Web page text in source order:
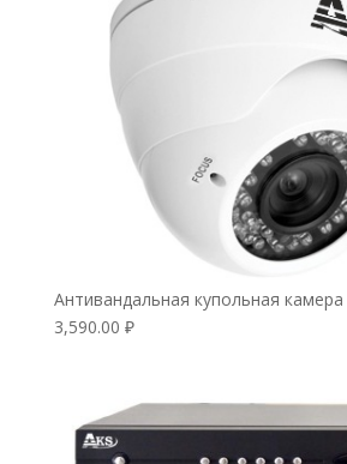
Антивандальная купольная камера
3,590.00 ₽